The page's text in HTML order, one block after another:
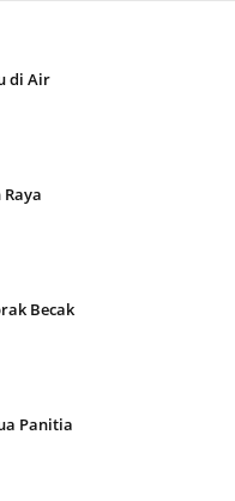
di Air
Becak
Panitia